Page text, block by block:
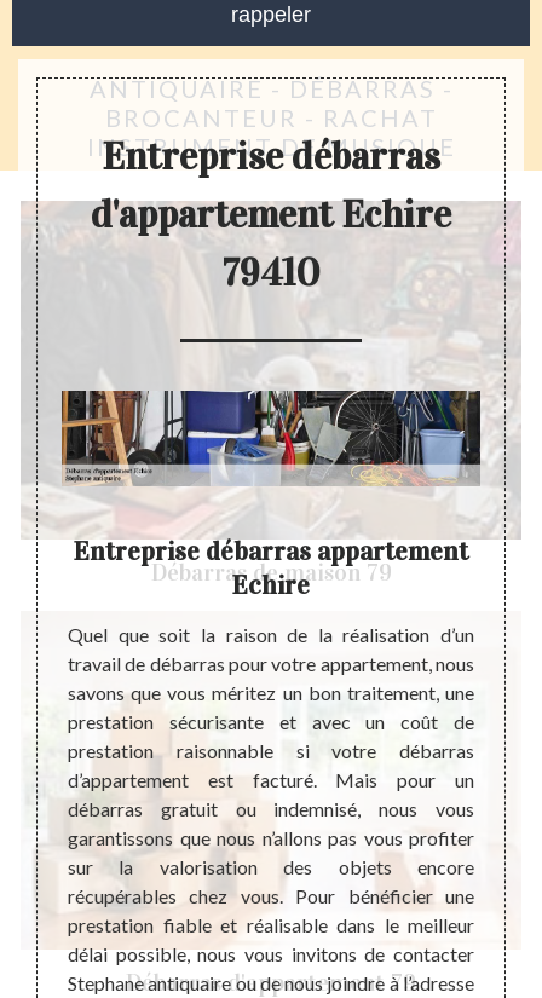
ANTIQUAIRE - DÉBARRAS -
BROCANTEUR - RACHAT
INSTRUMENT DE MUSIQUE
Débarras de maison 79
Débarras d'appartement 79
Entreprise débarras
d'appartement Echire
79410
en
se
du
de
de
Entreprise débarras appartement
Echire
Quel que soit la raison de la réalisation d’un
travail de débarras pour votre appartement, nous
savons que vous méritez un bon traitement, une
prestation sécurisante et avec un coût de
prestation raisonnable si votre débarras
d’appartement est facturé. Mais pour un
débarras gratuit ou indemnisé, nous vous
garantissons que nous n’allons pas vous profiter
sur la valorisation des objets encore
récupérables chez vous. Pour bénéficier une
prestation fiable et réalisable dans le meilleur
délai possible, nous vous invitons de contacter
Stephane antiquaire ou de nous joindre à l’adresse
Un
coût
suffit
pour